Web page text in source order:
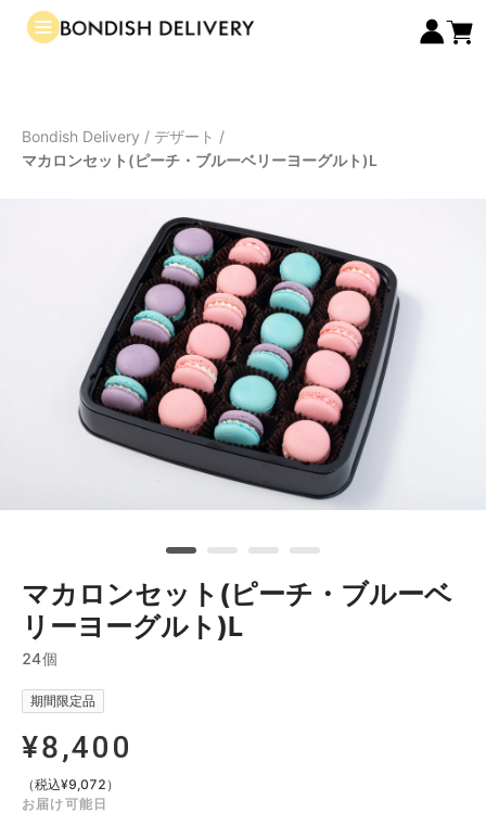
Bondish Delivery / デザート /
マカロンセット(ピーチ・ブルーベリーヨーグルト)L
マカロンセット(ピーチ・ブルーベ
リーヨーグルト)L
24個
期間限定品
¥8,400
（税込¥9,072 ）
お届け可能日